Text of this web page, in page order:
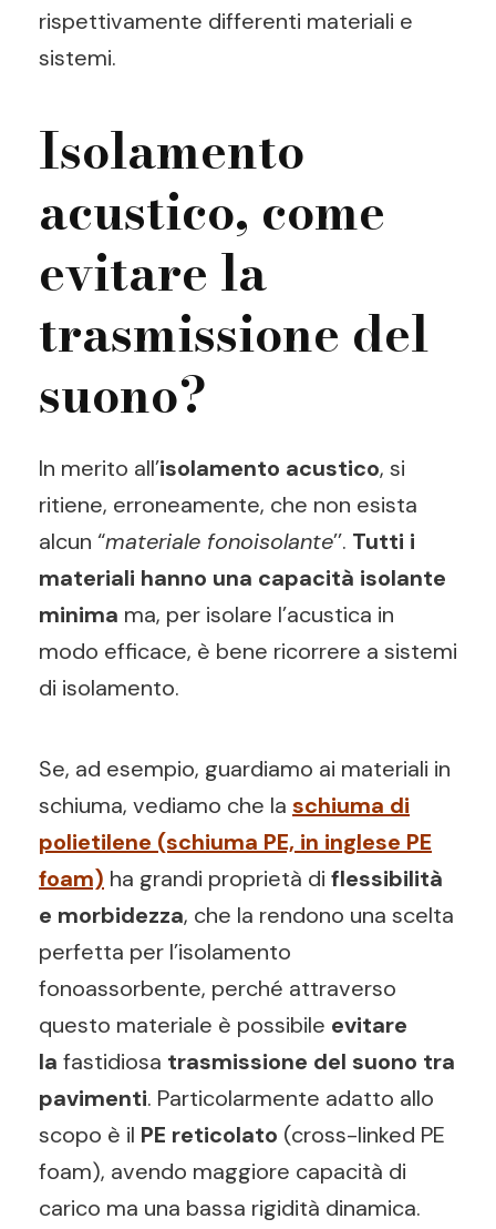
rispettivamente differenti materiali e
sistemi.
Isolamento
acustico, come
evitare la
trasmissione del
suono?
In merito all’isolamento acustico, si
ritiene, erroneamente, che non esista
alcun “materiale fonoisolante’’. Tutti i
materiali hanno una capacità isolante
minima ma, per isolare l’acustica in
modo efficace, è bene ricorrere a sistemi
di isolamento.
Se, ad esempio, guardiamo ai materiali in
schiuma, vediamo che la schiuma di
polietilene (schiuma PE, in inglese PE
foam) ha grandi proprietà di flessibilità
e morbidezza, che la rendono una scelta
perfetta per l’isolamento
fonoassorbente, perché attraverso
questo materiale è possibile evitare
la fastidiosa trasmissione del suono tra
pavimenti. Particolarmente adatto allo
scopo è il PE reticolato (cross-linked PE
foam), avendo maggiore capacità di
carico ma una bassa rigidità dinamica.